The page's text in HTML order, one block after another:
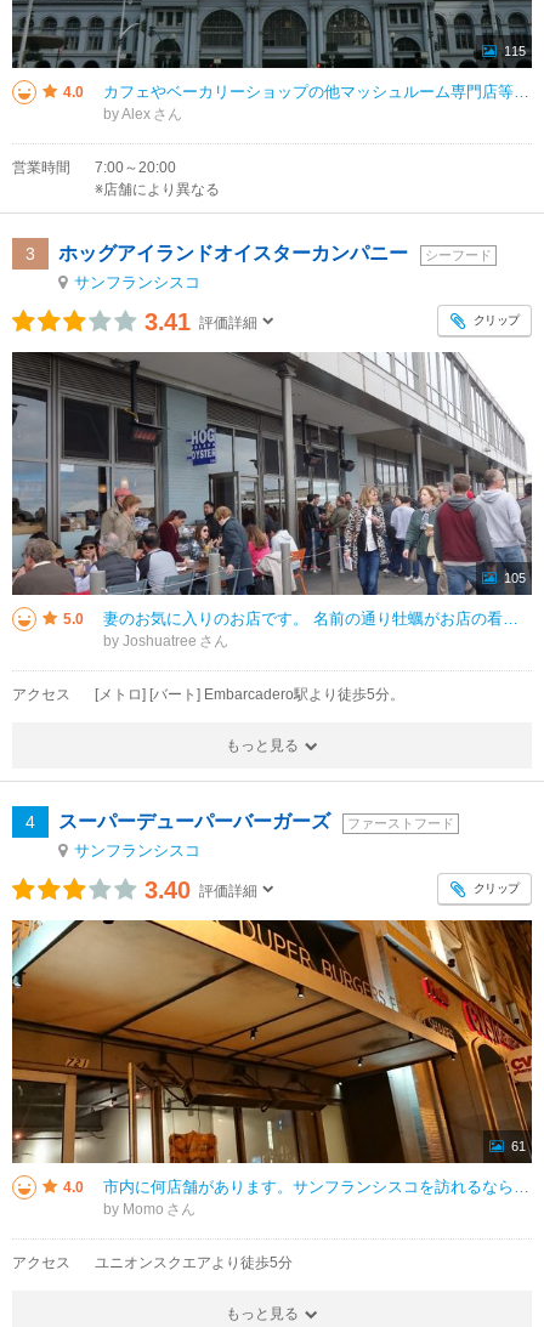
115
4.0 カフェやベーカリーショップの他マッシュルーム専門店等もありました。フードコートのような形ではないので、共有の飲食スペースは狭かったです。トイレは館内の両脇にあり、もちろん無料で使えました。それほど大きくはありませんが、人が
by Alex
営業時間
7:00～20:00
※店舗により異なる
3 ホッグアイランドオイスターカンパニー シーフード
サンフランシスコ
3.41 評価詳細 クリップ
105
5.0 妻のお気に入りのお店です。 名前の通り牡蠣がお店の看板メニューですが、今回は牡蠣という気分でなかったので他の料理ばかり注文してみました。どれも美味しい料理ばかりでした。 予約を取っていないお店でいつもはかなりの
by Joshuatree
アクセス [メトロ] [バート] Embarcadero駅より徒歩5分。
もっと見る
4 スーパーデューパーバーガーズ ファーストフード
サンフランシスコ
3.40 評価詳細 クリップ
61
4.0 市内に何店舗があります。サンフランシスコを訪れるなら、必ず立ち寄ることをお勧めします。私のお気に入りはガーリックフライ。フライドポテトの上にチーズとガーリックがかかっていて止まらないおいしさです。バーガーももちろんおいしい
by Momo
アクセス ユニオンスクエアより徒歩5分
もっと見る